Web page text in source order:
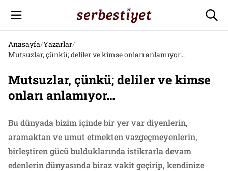
Anasayfa/Yazarlar/
Mutsuzlar, çünkü; deliler ve kimse onları anlamıyor…
Mutsuzlar, çünkü; deliler ve kimse
onları anlamıyor…
Bu dünyada bizim içinde bir yer var diyenlerin,
aramaktan ve umut etmekten vazgeçmeyenlerin,
birleştiren gücü bulduklarında istikrarla devam
edenlerin dünyasında biraz vakit geçirip, kendinize